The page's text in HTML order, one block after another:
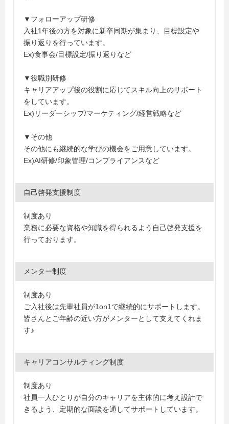
▼フォローアップ研修
入社1年後の方を対象に新卒同期が集まり、目標設定や
振り返りを行っています。
Ex)食事会/目標設定/振り返りなど
▼役職別研修
キャリアアップ後の役割に応じてスキル向上のサポート
をしています。
Ex)リーダーシップ/マーケティング/経営戦略など
▼その他
その他にも継続的な学びの機会をご用意しています。
Ex)AI研修/印象管理/コンプライアンスなど
自己啓発支援制度
制度あり
業務に必要な資格や知識を得られるよう自己啓発支援を
行っております。
メンター制度
制度あり
ご入社後は先輩社員が1on1で継続的にサポートします。
皆さんとご年齢の近い方がメンターとして支えてくれま
す♪
キャリアコンサルティング制度
制度あり
社員一人ひとりが自分のキャリアを主体的に考え設計で
きるよう、定期的な面談を通してサポートしています。